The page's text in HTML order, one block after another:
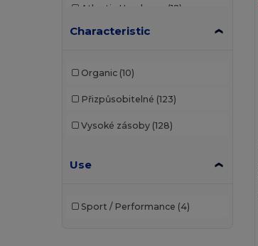
Atlantis Headwear (12)
AWDis (22)
Bag Base
Characteristic
Organic (10)
Přizpůsobitelné (123)
Vysoké zásoby (128)
Use
Sport / Performance (4)